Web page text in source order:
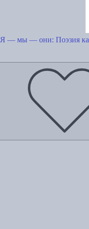
Я — мы — они: Поэзия